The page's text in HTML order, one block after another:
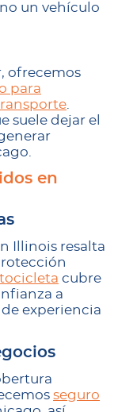
un vehículo
ofrecemos
para
suele dejar el
en
Illinois resalta
cubre
a
experiencia
seguro